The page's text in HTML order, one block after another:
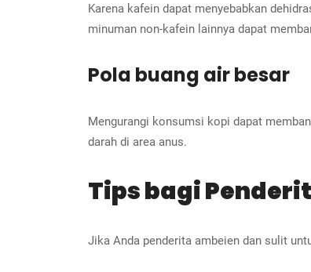
Karena kafein dapat menyebabkan
minuman non-kafein lainnya dapat
Pola buang air besar
Mengurangi konsumsi kopi dapat
darah di area anus.
Tips bagi
Jika Anda penderita ambeien dan sulit